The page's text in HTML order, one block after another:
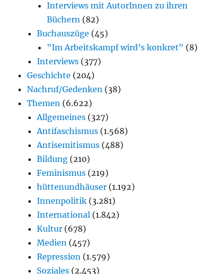
Interviews mit AutorInnen zu ihren
Büchern (82)
Buchauszüge (45)
"Im Arbeitskampf wird’s konkret" (8)
Interviews (377)
Geschichte (204)
Nachruf/Gedenken (38)
Themen (6.622)
Allgemeines (327)
Antifaschismus (1.568)
Antisemitismus (488)
Bildung (210)
Feminismus (219)
hüttenundhäuser (1.192)
Innenpolitik (3.281)
International (1.842)
Kultur (678)
Medien (457)
Repression (1.579)
Soziales (2.453)